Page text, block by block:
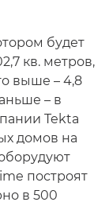
будет
кв. метров,
выше – 4,8
– в
Tekta
домов на
построят
в 500